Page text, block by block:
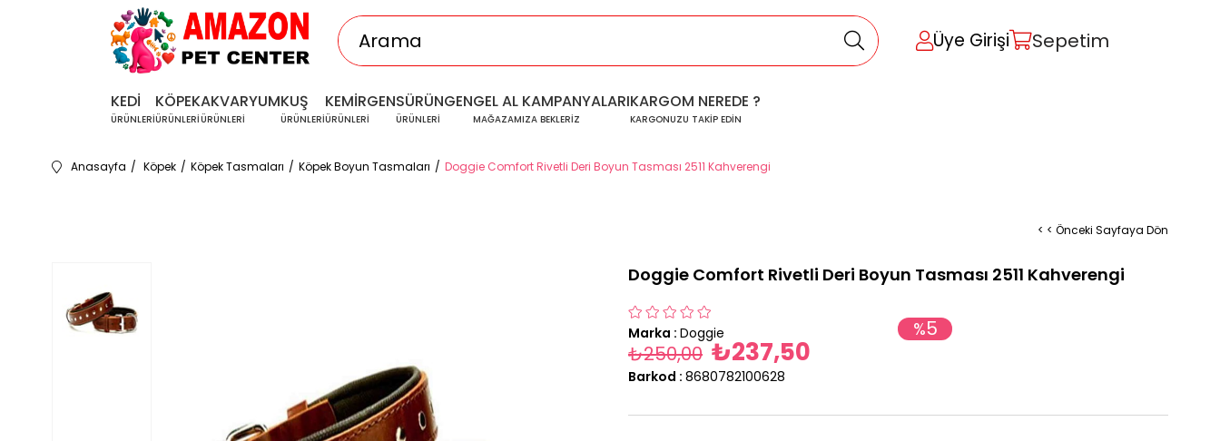
Üye Girişi Sepetim
KEDİ
ÜRÜNLERİ
KÖPEK
ÜRÜNLERİ
AKVARYUM
ÜRÜNLERİ
KUŞ
ÜRÜNLERİ
KEMİRGEN
ÜRÜNLERİ
SÜRÜNGEN
ÜRÜNLERİ
GEL AL KAMPANYALARI
MAĞAZAMIZA BEKLERİZ
KARGOM NEREDE ?
KARGONUZU TAKİP EDİN
Anasayfa Köpek Köpek Tasmaları Köpek Boyun Tasmaları Doggie Comfort Rivetli Deri Boyun Tasması 2511 Kahverengi
< < Önceki Sayfaya Dön
Doggie Comfort Rivetli Deri Boyun Tasması 2511 Kahverengi
Marka : Doggie %5
₺250,00 ₺237,50
Barkod : 8680782100628